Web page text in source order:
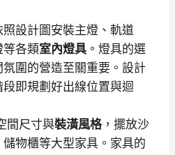
照設計圖安裝主燈、軌道
等各類室內燈具 。燈具的選
圍的營造至關重要。設計
即規劃好出線位置與迴
間尺寸與裝潢風格，擺放沙
物櫃等大型家具。家具的